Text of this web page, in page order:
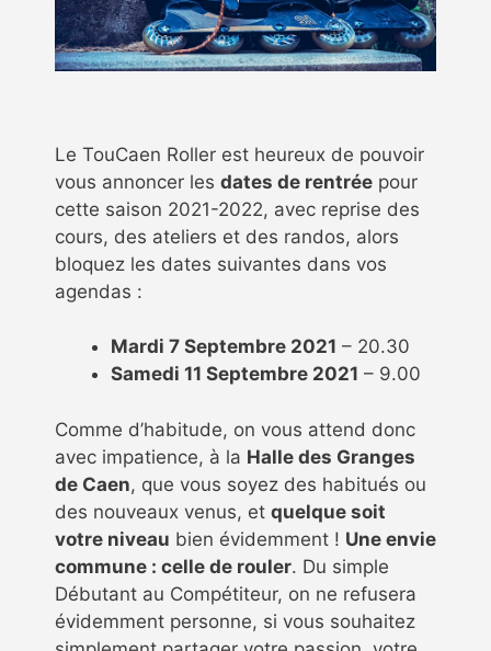
Le TouCaen Roller est heureux de pouvoir
vous annoncer les dates de rentrée pour
cette saison 2021-2022, avec reprise des
cours, des ateliers et des randos, alors
bloquez les dates suivantes dans vos
agendas :
Mardi 7 Septembre 2021 – 20.30
Samedi 11 Septembre 2021 – 9.00
Comme d’habitude, on vous attend donc
avec impatience, à la Halle des Granges
de Caen, que vous soyez des habitués ou
des nouveaux venus, et quelque soit
votre niveau bien évidemment ! Une envie
commune : celle de rouler. Du simple
Débutant au Compétiteur, on ne refusera
évidemment personne, si vous souhaitez